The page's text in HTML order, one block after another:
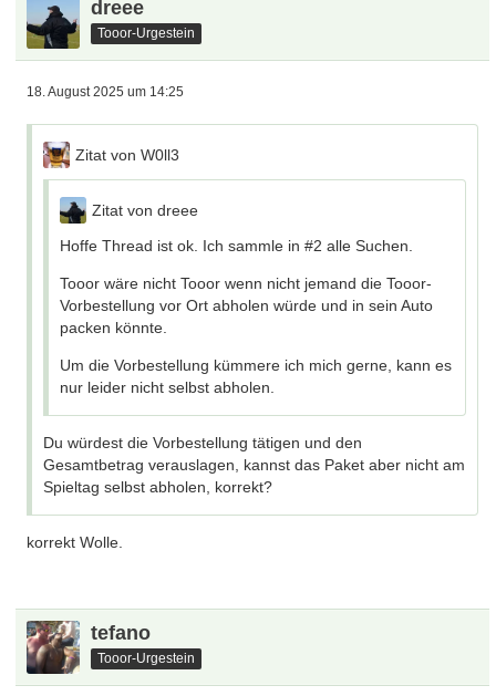
dreee
Tooor-Urgestein
18. August 2025 um 14:25
Zitat von W0ll3
Zitat von dreee
Hoffe Thread ist ok. Ich sammle in #2 alle Suchen.
Tooor wäre nicht Tooor wenn nicht jemand die Tooor-
Vorbestellung vor Ort abholen würde und in sein Auto
packen könnte.
Um die Vorbestellung kümmere ich mich gerne, kann es
nur leider nicht selbst abholen.
Du würdest die Vorbestellung tätigen und den
Gesamtbetrag verauslagen, kannst das Paket aber nicht am
Spieltag selbst abholen, korrekt?
korrekt Wolle.
tefano
Tooor-Urgestein